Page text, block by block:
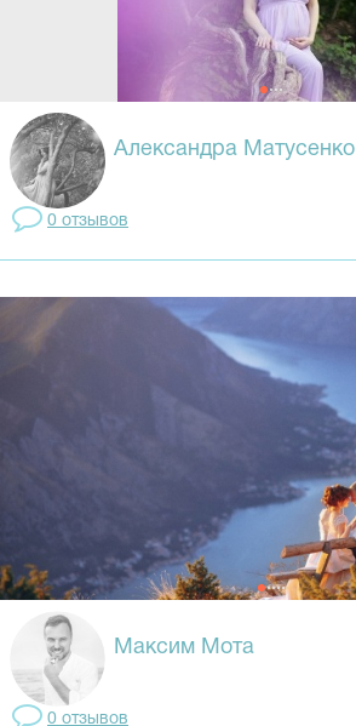
Александра Матусенко
0 отзывов
Максим Мота
0 отзывов